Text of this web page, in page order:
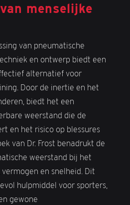
menselijke
van pneumatische
en ontwerp biedt een
alternatief voor
Door de inertie en het
biedt het een
weerstand die de
en het risico op blessures
van Dr. Frost benadrukt de
weerstand bij het
en snelheid. Dit
hulpmiddel voor sporters,
gewone